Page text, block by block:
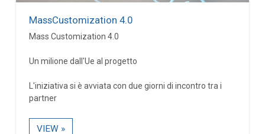
MassCustomization 4.0
Mass Customization 4.0
Un milione dall'Ue al progetto
L'iniziativa si è avviata con due giorni di incontro tra i
partner
VIEW »